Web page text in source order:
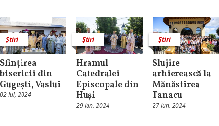
Știri
Sfințirea
bisericii din
Gugești, Vaslui
02 Iul, 2024
Știri
Hramul
Catedralei
Episcopale din
Huși
29 Iun, 2024
Știri
Slujire
arhierească la
Mănăstirea
Tanacu
27 Iun, 2024